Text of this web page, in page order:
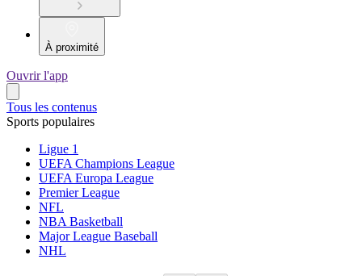
À proximité
Ouvrir l'app
Tous les contenus
Sports populaires
Ligue 1
UEFA Champions League
UEFA Europa League
Premier League
NFL
NBA Basketball
Major League Baseball
NHL